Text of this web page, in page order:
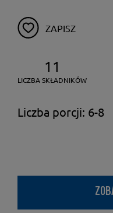
ZAPISZ
11
LICZBA SKŁADNIKÓW
Liczba porcji: 6-8